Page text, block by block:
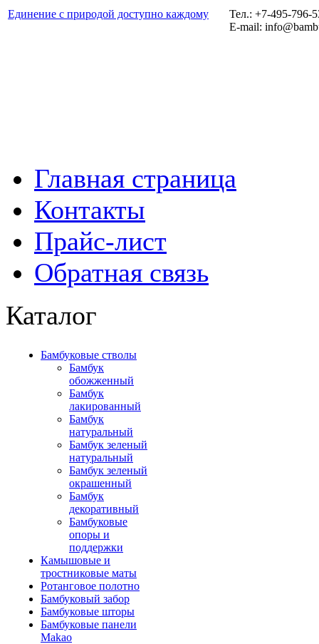
Единение с природой доступно каждому
Тел.: +7-495-796-
E-mail:
Главная страница
Контакты
Прайс-лист
Обратная связь
Каталог
Бамбуковые стволы
Бамбук
обожженный
Бамбук
лакированный
Бамбук
натуральный
Бамбук зеленый
натуральный
Бамбук зеленый
окрашенный
Бамбук
декоративный
Бамбуковые
опоры и
поддержки
Камышовые и
тростниковые маты
Ротанговое полотно
Бамбуковый забор
Бамбуковые шторы
Бамбуковые панели
Makao